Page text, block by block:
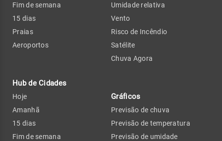
Fim de semana
15 dias
Praias
Aeroportos
Hub de Cidades
Hoje
Amanhã
15 dias
Fim de semana
Umidade relativa
Vento
Risco de Incêndio
Satélite
Chuva Agora
Gráficos
Previsão de chuva
Previsão de temperatura
Previsão de umidade